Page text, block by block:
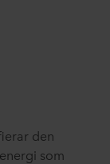
den
som